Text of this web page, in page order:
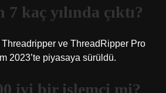
kaç yılında çıktı?
ve ThreadRipper Pro
2023’te piyasaya sürüldü.
iyi bir işlemci mi?